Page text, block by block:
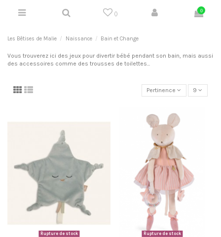
() 0
Les Bêtises de Malie Naissance Bain et Change
Vous trouverez ici des jeux pour divertir bébé pendant son bain, mais aussi
des accessoires comme des trousses de toilettes...
Pertinence 9
Rupture de stock Rupture de stock